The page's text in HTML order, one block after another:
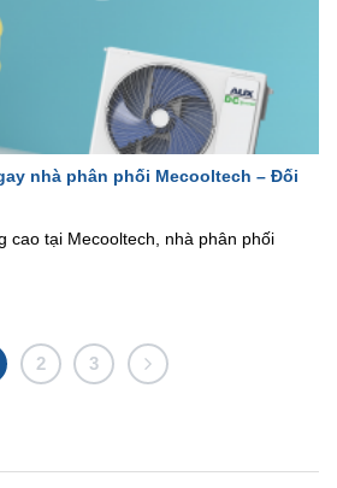
nhà phân phối Mecooltech – Đối
cao tại Mecooltech, nhà phân phối
2 3